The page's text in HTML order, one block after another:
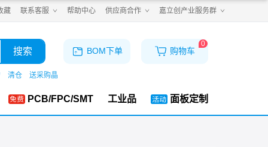
藏 联系客服 帮助中心 供应商合作 嘉立创产业服务群
搜索
清仓 送采购晶
BOM下单 购物车
0
PCB/FPC/SMT 工业品 面板定制